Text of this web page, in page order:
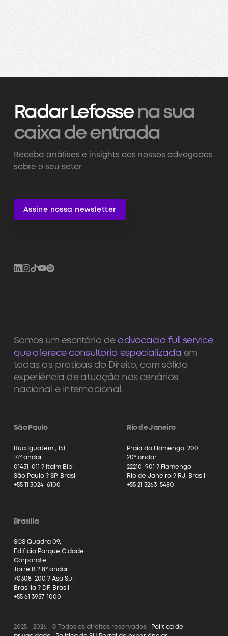
Radar Lefossena sua
caixa de entrada
Receba análises e insights dos nossos advogados
sobre o seu setor
Assine nossa newsletter
Somos um escritório de advocacia full service
que oferece consultoria especializada em
todas as práticas do Direito, com sólida
experiência de atuação nos cenários
nacional e internacional.
São Paulo
Rua Iguatemi, 151
14º andar
01451-011 ? Itaim Bibi
São Paulo ? SP, Brasil
+55 11 3024-6100
Rio de Janeiro
Praia do Flamengo, 200
20º andar
22210-901 ? Flamengo
Rio de Janeiro ? RJ, Brasil
+55 21 3263-5480
Brasília
SCS Quadra 09,
Edifício Parque Cidade
Corporate
Torre B ? 8º andar
70308-200 ? Asa Sul
Brasília ? DF, Brasil
+55 61 3957-1000
2025 - 2026 . © Todos os direitos reservados |
Política de